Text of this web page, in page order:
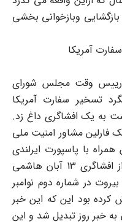
وبازخوانی بخشی
رییس وقت مجلس شورای
تسخیر سفارت آمریکا
به یک افشاگری داغ زد.
فارلین مشاور امنیت ملی
با پاسپورت ایرلندی
به تهران اشاره می کند.البته پیش از افشاگری 13 آبان هاشمی
در شماره دوم نوامبر
خبر را فاش کرده بود این که این خبر
به خبر روز تبدیل شد و این